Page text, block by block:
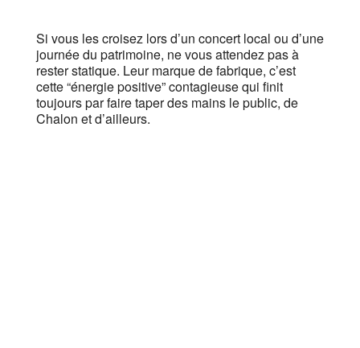
Si vous les croisez lors d’un concert local ou d’une
journée du patrimoine, ne vous attendez pas à
rester statique. Leur marque de fabrique, c’est
cette “énergie positive” contagieuse qui finit
toujours par faire taper des mains le public, de
Chalon et d’ailleurs.